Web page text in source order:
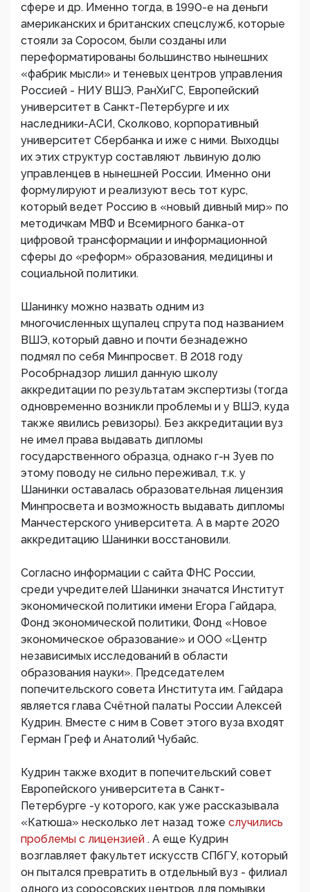
сфере и др. Именно тогда, в 1990-е на деньги
американских и британских спецслужб, которые
стояли за Соросом, были созданы или
переформатированы большинство нынешних
«фабрик мысли» и теневых центров управления
Россией - НИУ ВШЭ, РанХиГС, Европейский
университет в Санкт-Петербурге и их
наследники-АСИ, Сколково, корпоративный
университет Сбербанка и иже с ними. Выходцы
их этих структур составляют львиную долю
управленцев в нынешней России. Именно они
формулируют и реализуют весь тот курс,
который ведет Россию в «новый дивный мир» по
методичкам МВФ и Всемирного банка-от
цифровой трансформации и информационной
сферы до «реформ» образования, медицины и
социальной политики.
Шанинку можно назвать одним из
многочисленных щупалец спрута под названием
ВШЭ, который давно и почти безнадежно
подмял по себя Минпросвет. В 2018 году
Рособрнадзор лишил данную школу
аккредитации по результатам экспертизы (тогда
одновременно возникли проблемы и у ВШЭ, куда
также явились ревизоры). Без аккредитации вуз
не имел права выдавать дипломы
государственного образца, однако г-н Зуев по
этому поводу не сильно переживал, т.к. у
Шанинки оставалась образовательная лицензия
Минпросвета и возможность выдавать дипломы
Манчестерского университета. А в марте 2020
аккредитацию Шанинки восстановили.
Согласно информации с сайта ФНС России,
среди учредителей Шанинки значатся Институт
экономической политики имени Егора Гайдара,
Фонд экономической политики, Фонд «Новое
экономическое образование» и ООО «Центр
независимых исследований в области
образования науки». Председателем
попечительского совета Института им. Гайдара
является глава Счётной палаты России Алексей
Кудрин. Вместе с ним в Совет этого вуза входят
Герман Греф и Анатолий Чубайс.
Кудрин также входит в попечительский совет
Европейского университета в Санкт-
Петербурге -у которого, как уже рассказывала
«Катюша» несколько лет назад тоже случились
проблемы с лицензией . А еще Кудрин
возглавляет факультет искусств СПбГУ, который
он пытался превратить в отдельный вуз - филиал
одного из соросовских центров для помывки